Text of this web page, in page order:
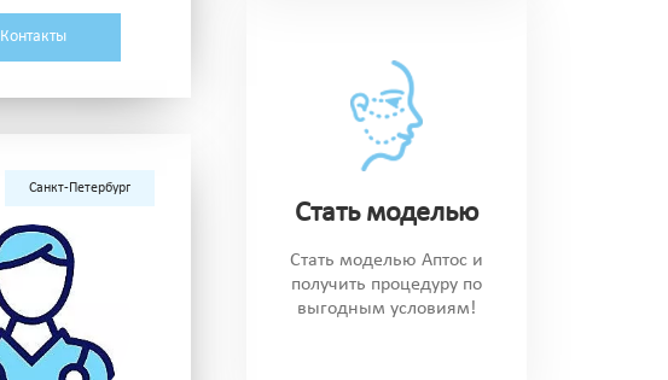
Контакты
Санкт-Петербург
Стать моделью
Стать моделью Аптос и
получить процедуру по
выгодным условиям!